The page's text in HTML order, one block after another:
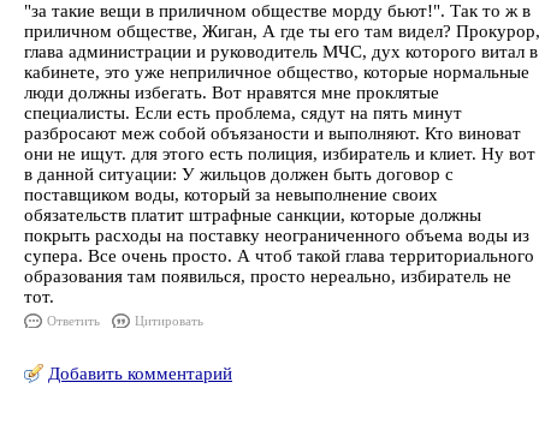
"за такие вещи в приличном обществе морду бьют!". Так то ж в
приличном обществе, Жиган, А где ты его там видел? Прокурор,
глава администрации и руководитель МЧС, дух которого витал в
кабинете, это уже неприличное общество, которые нормальные
люди должны избегать. Вот нравятся мне проклятые
специалисты. Если есть проблема, сядут на пять минут
разбросают меж собой объязаности и выполняют. Кто виноват
они не ищут. для этого есть полиция, избиратель и клиет. Ну вот
в данной ситуации: У жильцов должен быть договор с
поставщиком воды, который за невыполнение своих
обязательств платит штрафные санкции, которые должны
покрыть расходы на поставку неограниченного объема воды из
супера. Все очень просто. А чтоб такой глава территориального
образования там появилься, просто нереально, избиратель не
тот.
Ответить Цитировать
Добавить комментарий